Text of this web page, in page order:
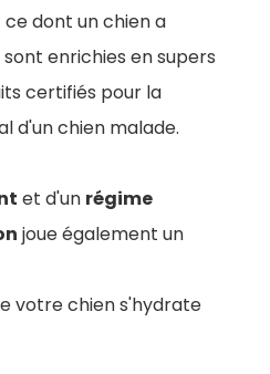
dont un chien a
enrichies en supers
certifiés pour la
d'un chien malade.
et d'un régime
joue également un
votre chien s'hydrate